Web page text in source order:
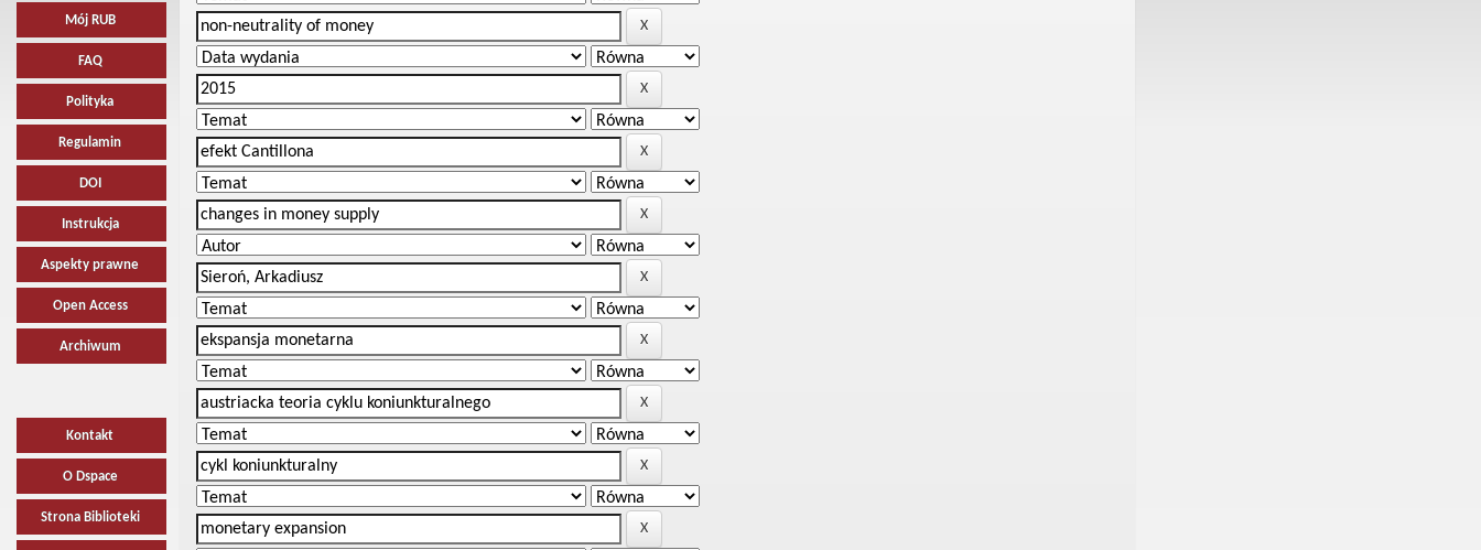
Mój RUB
FAQ
Polityka
Regulamin
DOI
Instrukcja
Aspekty prawne
Open Access
Archiwum
Kontakt
O Dspace
Strona Biblioteki